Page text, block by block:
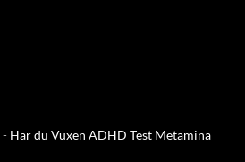
- Har du Vuxen ADHD Test Metamina